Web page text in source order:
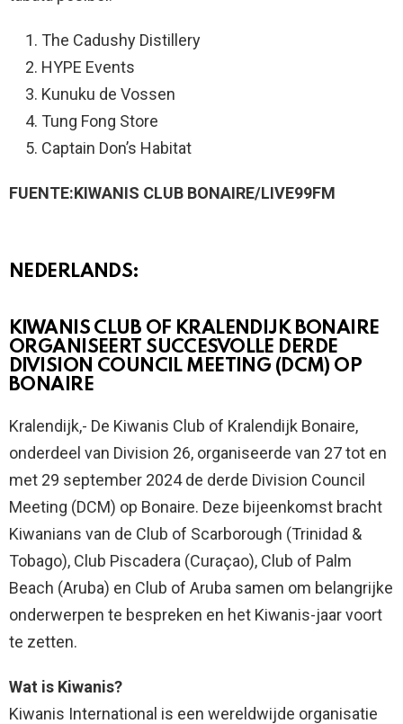
The Cadushy Distillery
HYPE Events
Kunuku de Vossen
Tung Fong Store
Captain Don’s Habitat
FUENTE:KIWANIS CLUB BONAIRE/LIVE99FM
NEDERLANDS:
KIWANIS CLUB OF KRALENDIJK BONAIRE
ORGANISEERT SUCCESVOLLE DERDE
DIVISION COUNCIL MEETING (DCM) OP
BONAIRE
Kralendijk,- De Kiwanis Club of Kralendijk Bonaire,
onderdeel van Division 26, organiseerde van 27 tot en
met 29 september 2024 de derde Division Council
Meeting (DCM) op Bonaire. Deze bijeenkomst bracht
Kiwanians van de Club of Scarborough (Trinidad &
Tobago), Club Piscadera (Curaçao), Club of Palm
Beach (Aruba) en Club of Aruba samen om belangrijke
onderwerpen te bespreken en het Kiwanis-jaar voort
te zetten.
Wat is Kiwanis?
Kiwanis International is een wereldwijde organisatie